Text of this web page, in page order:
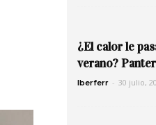
¿El calor le
verano?
Iberferr - 30 julio,